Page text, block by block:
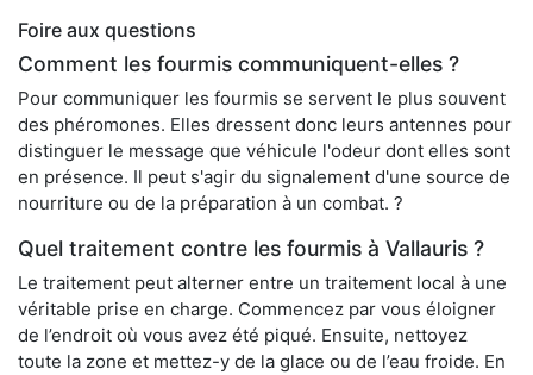
Foire aux questions
Comment les fourmis communiquent-elles ?
Pour communiquer les fourmis se servent le plus souvent
des phéromones. Elles dressent donc leurs antennes pour
distinguer le message que véhicule l'odeur dont elles sont
en présence. Il peut s'agir du signalement d'une source de
nourriture ou de la préparation à un combat. ?
Quel traitement contre les fourmis à Vallauris ?
Le traitement peut alterner entre un traitement local à une
véritable prise en charge. Commencez par vous éloigner
de l’endroit où vous avez été piqué. Ensuite, nettoyez
toute la zone et mettez-y de la glace ou de l’eau froide. En